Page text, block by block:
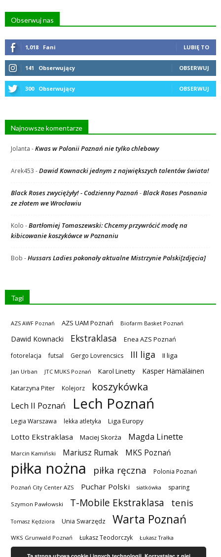
Obserwuj nas
1,018 Fani LUBIĘ TO
141 Obserwujący OBSERWUJ
300 Obserwujący OBSERWUJ
Najnowsze komentarze
Jolanta -Kwas w Polonii Poznań nie tylko chlebowy
Arek453 -Dawid Kownacki jednym z największych talentów świata!
Black Roses zwyciężyły! - Codzienny Poznań -Black Roses Posnania
ze złotem we Wrocławiu
Kolo -Bartłomiej Tomaszewski: Chcemy przywrócić modę na
kibicowanie koszykówce w Poznaniu
Bob -Hussars Ladies pokonały aktualne Mistrzynie Polski[zdjęcia]
Tagi
AZS AWF Poznań AZS UAM Poznań Biofarm Basket Poznań
Dawid Kownacki Ekstraklasa Enea AZS Poznań
fotorelacja futsal Gergo Lovrencsics III liga II liga
Jan Urban JTC MUKS Poznań Karol Linetty Kasper Hämäläinen
Katarzyna Piter Kolejorz koszykówka
Lech II Poznań Lech Poznań
Legia Warszawa lekka atletyka Liga Europy
Lotto Ekstraklasa Maciej Skorża Magda Linette
Marcin Kamiński Mariusz Rumak MKS Poznań
piłka nożna piłka ręczna Polonia Poznań
Poznań City Center AZS Puchar Polski siatkówka sparing
Szymon Pawłowski T-Mobile Ekstraklasa tenis
Tomasz Kędziora Unia Swarzędz Warta Poznań
WKS Grunwald Poznań Łukasz Teodorczyk Łukasz Trałka